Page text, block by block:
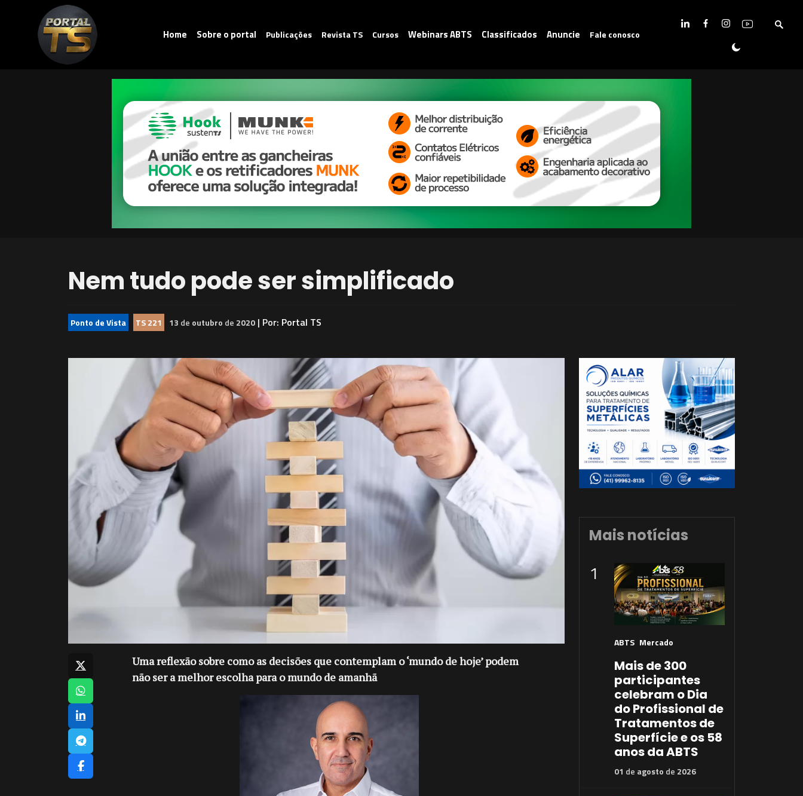
Home Sobre o portal Publicações Revista TS Cursos Webinars ABTS Classificados Anuncie Fale conosco
Nem tudo pode ser simplificado
Ponto de Vista TS 221 13 de outubro de 2020 | Por: Portal TS
Uma reflexão sobre como as decisões que contemplam o ‘mundo de hoje’ podem
não ser a melhor escolha para o mundo de amanhã
Mais notícias
1
ABTS Mercado
Mais de 300
participantes
celebram o Dia
do Profissional de
Tratamentos de
Superfície e os 58
anos da ABTS
01 de agosto de 2026